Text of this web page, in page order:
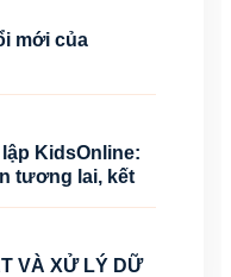
mới của
KidsOnline:
tương lai, kết
VÀ XỬ LÝ DỮ